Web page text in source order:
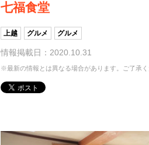
七福食堂
上越 グルメ グルメ
情報掲載日：2020.10.31
※最新の情報とは異なる場合があります。ご了承く